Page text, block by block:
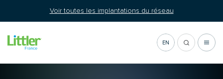
Voir toutes les implantations du réseau
EN